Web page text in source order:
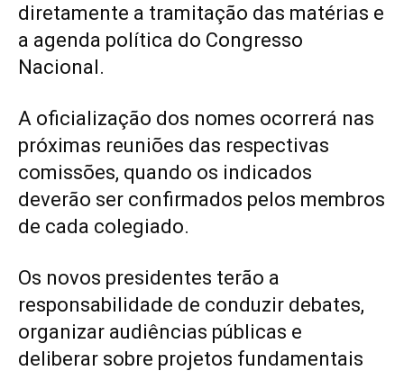
diretamente a tramitação das matérias e
a agenda política do Congresso
Nacional.
A oficialização dos nomes ocorrerá nas
próximas reuniões das respectivas
comissões, quando os indicados
deverão ser confirmados pelos membros
de cada colegiado.
Os novos presidentes terão a
responsabilidade de conduzir debates,
organizar audiências públicas e
deliberar sobre projetos fundamentais